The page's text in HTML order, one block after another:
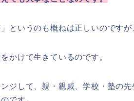
というのも概ねは正しいのですが
かけて生きているのです。
ジして、親・親戚、学校・塾の